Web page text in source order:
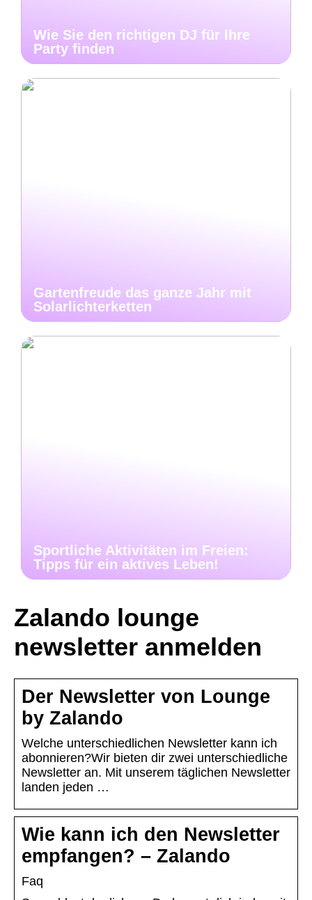
Wie Sie den richtigen DJ für Ihre
Party finden
Gartenfreude das ganze Jahr mit
Solarlichterketten
Sportliche Aktivitäten im Freien:
Tipps für ein aktives Leben!
Zalando lounge
newsletter anmelden
Der Newsletter von Lounge
by Zalando
Welche unterschiedlichen Newsletter kann ich
abonnieren?Wir bieten dir zwei unterschiedliche
Newsletter an. Mit unserem täglichen Newsletter
landen jeden …
Wie kann ich den Newsletter
empfangen? – Zalando
Faq